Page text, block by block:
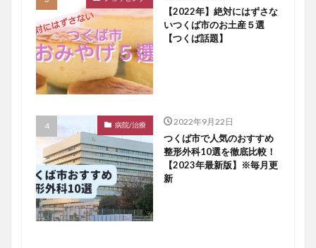
【2022年】絶対にはずさな
いつくば市のお土産５選
【つくば話題】
病院/治療 2022年9月22日
つくば市で人気のおすすめ
整形外科10選を徹底比較！
【2023年最新版】※毎月更
新